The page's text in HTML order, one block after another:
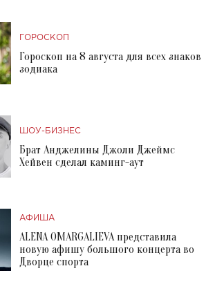
ГОРОСКОП
Гороскоп на 8 августа для всех знаков
зодиака
ШОУ-БИЗНЕС
Брат Анджелины Джоли Джеймс
Хейвен сделал каминг-аут
АФИША
ALENA OMARGALIEVA представила
новую афишу большого концерта во
Дворце спорта